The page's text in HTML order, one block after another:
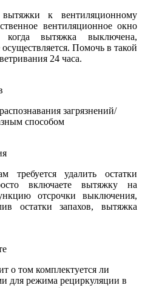
к вентиляционному
вентиляционное окно
вытяжка выключена,
Помочь в такой
24 часа.
загрязнений/
способом
удалить остатки
включаете вытяжку на
отсрочки выключения,
остатки запахов, вытяжка
о том комплектуется ли
для режима рециркуляции в